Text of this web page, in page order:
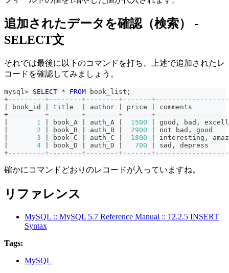
追加されたデータを確認（検索） -
SELECT文
それでは最後に以下のコマンドを打ち、上述で追加されたレ
コードを確認してみましょう。
mysql> SELECT * FROM book_list ;
+---------+--------+--------+-------
book_id title author price
+---------+--------+--------+-------
1 book_A auth_A 1500 good , bad ,
2 book_B auth_B 2900 not bad ,
3 book_C auth_C 1800 interesting ,
4 book_D auth_D 700 sad ,
+---------+--------+--------+-------
確かにコマンドどおりのレコードが入っていますね。
リファレンス
MySQL :: MySQL 5.7 Reference Manual :: 12.2.5 INSERT
Syntax
Tags:
MySQL